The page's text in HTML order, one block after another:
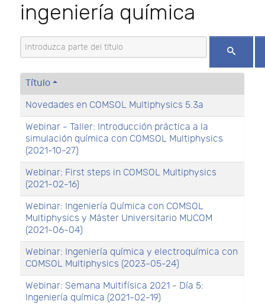
ingeniería química
Introduzca parte del título
Título
Novedades en COMSOL Multiphysics 5.3a
Webinar - Taller: Introducción práctica a la
simulación química con COMSOL Multiphysics
(2021-10-27)
Webinar: First steps in COMSOL Multiphysics
(2021-02-16)
Webinar: Ingeniería Química con COMSOL
Multiphysics y Máster Universitario MUCOM
(2021-06-04)
Webinar: Ingeniería química y electroquímica con
COMSOL Multiphysics (2023-05-24)
Webinar: Semana Multifísica 2021 - Día 5:
Ingeniería química (2021-02-19)